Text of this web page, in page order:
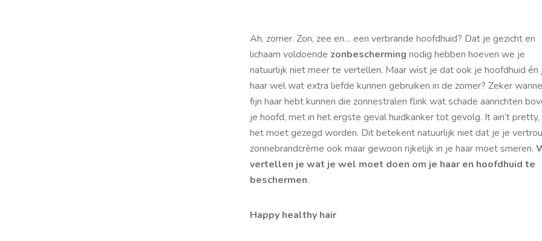
Ah, zomer. Zon, zee en… een verbrande hoofdhuid? Dat je gezicht en
lichaam voldoende zonbescherming nodig hebben hoeven we je
natuurlijk niet meer te vertellen. Maar wist je dat ook je hoofdhuid én
haar wel wat extra liefde kunnen gebruiken in de zomer? Zeker
fijn haar hebt kunnen die zonnestralen flink wat schade aanrichten
je hoofd, met in het ergste geval huidkanker tot gevolg. It ain’t pretty,
het moet gezegd worden. Dit betekent natuurlijk niet dat je je
zonnebrandcrème ook maar gewoon rijkelijk in je haar moet smeren.
vertellen je wat je wel moet doen om je haar en hoofdhuid te
beschermen.
Happy healthy hair